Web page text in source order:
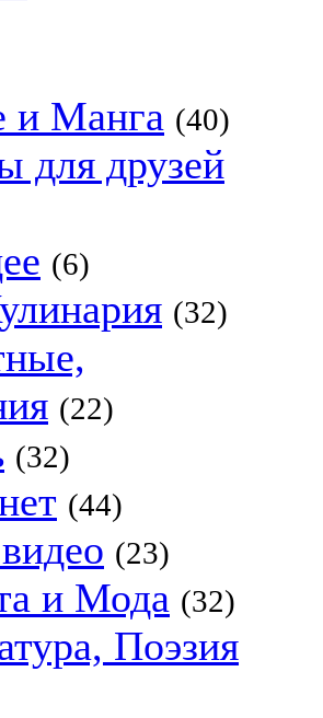
и Манга (40)
для друзей
(6)
(32)
(22)
(32)
(44)
(23)
и Мода (32)
Поэзия